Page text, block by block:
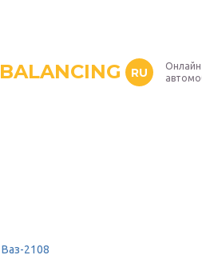
BALANCING RU
Ваз-2108